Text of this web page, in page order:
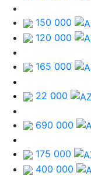
150 000
120 000
165 000
22 000
690 000
175 000
400 000